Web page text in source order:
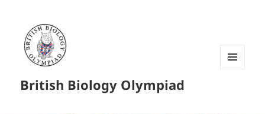
British Biology Olympiad